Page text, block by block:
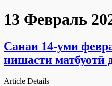
13 Февраль
Санаи 14-уми
нишасти матбуотӣ
Article Details